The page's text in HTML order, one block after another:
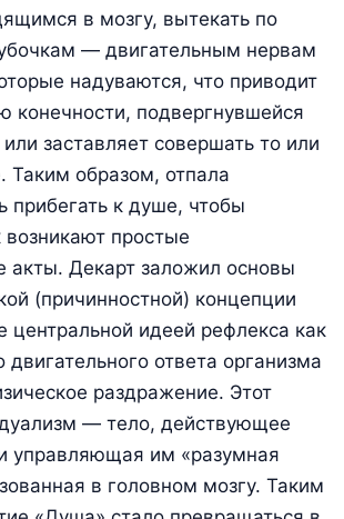
в мозгу, вытекать по
— двигательным нервам
надуваются, что приводит
конечности, подвергнувшейся
заставляет совершать то или
Таким образом, отпала
прибегать к душе, чтобы
возникают простые
акты. Декарт заложил основы
(причинностной) концепции
центральной идеей рефлекса как
двигательного ответа организма
раздражение. Этот
— тело, действующее
управляющая им «разумная
в головном мозгу. Таким